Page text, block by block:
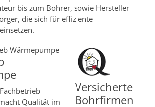
bis zum Bohrer, sowie Hersteller
die sich für effiziente
Qualität im
Versicherte
Bohrfirmen